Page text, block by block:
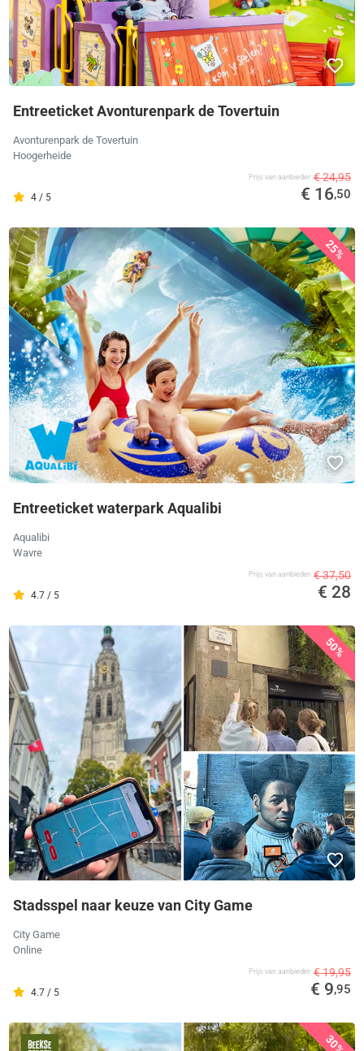
Entreeticket Avonturenpark de Tovertuin
Avonturenpark de Tovertuin
Hoogerheide
4 / 5
Prijs van aanbieder € 24,95
€ 16,50
25%
Entreeticket waterpark Aqualibi
Aqualibi
Wavre
4.7 / 5
Prijs van aanbieder € 37,50
€ 28
50%
Stadsspel naar keuze van City Game
City Game
Online
4.7 / 5
Prijs van aanbieder € 19,95
€ 9,95
30%